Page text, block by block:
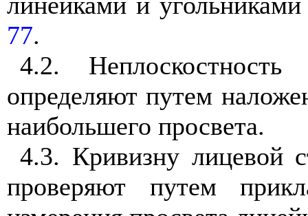
77.
4.2.
определяют путем
наибольшего просвета.
4.3. Кривизну лицевой
проверяют путем